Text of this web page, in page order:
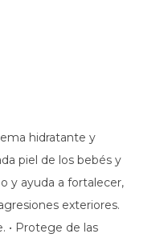
hidratante y
piel de los bebés y
y ayuda a fortalecer,
exteriores.
• Protege de las